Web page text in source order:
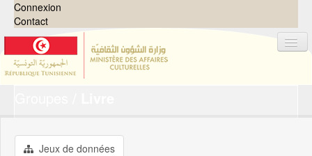
Connexion
Contact
GroupesJeux de données